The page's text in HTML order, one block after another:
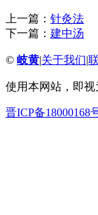
上一篇： 针灸法
下一篇： 建中汤
© 岐黄|关于我们|
使用本网站，即
晋ICP备18000168